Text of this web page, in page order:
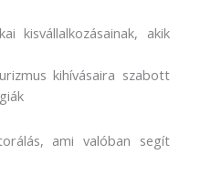
kisvállalkozásainak, akik
kihívásaira szabott
ami valóban segít